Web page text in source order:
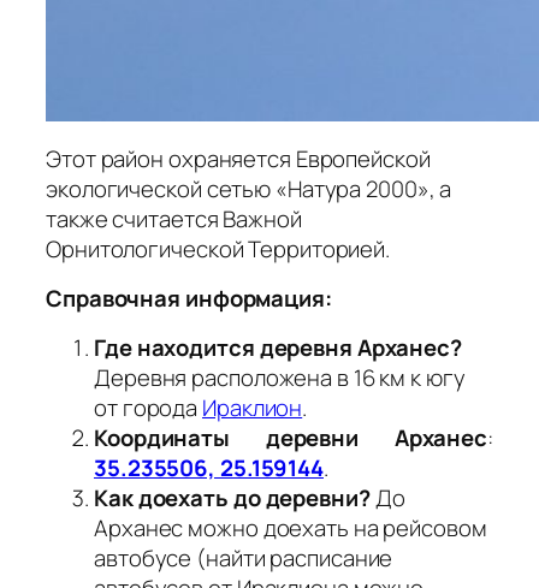
Этот район охраняется Европейской
экологической сетью «Натура 2000», а
также считается Важной
Орнитологической Территорией.
Справочная информация:
Где находится деревня Арханес?
Деревня расположена в 16 км к югу
от города Ираклион.
Координаты деревни Арханес:
35.235506, 25.159144.
Как доехать до деревни?До
Арханес можно доехать на рейсовом
автобусе (найти расписание